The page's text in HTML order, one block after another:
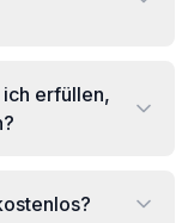
erfüllen,